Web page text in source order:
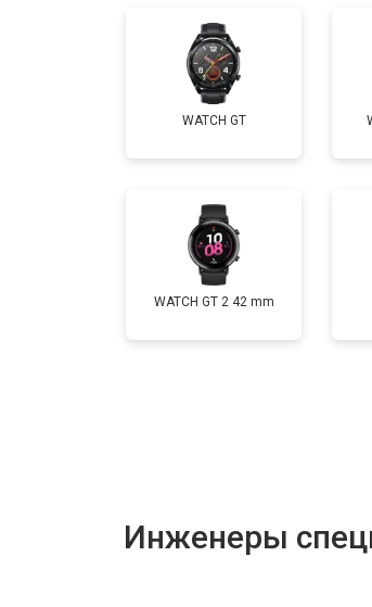
Замена Bluetooth
WATCH GT
WATCH GT 2 42 mm
Инженеры